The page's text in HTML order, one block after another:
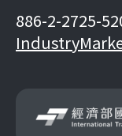
886-2-2725-